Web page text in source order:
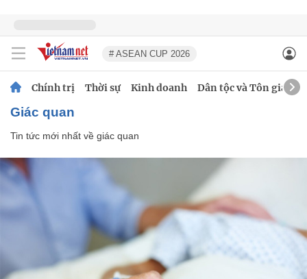
# ASEAN CUP 2026
Chính trị Thời sự Kinh doanh Dân tộc và Tôn giáo
giác quan
Tin tức mới nhất về giác quan